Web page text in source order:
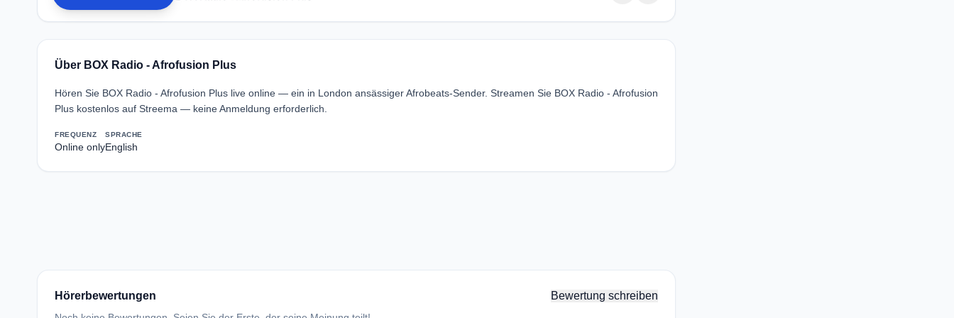
Über BOX Radio - Afrofusion Plus
Hören Sie BOX Radio - Afrofusion Plus live online — ein in London ansässiger Afrobeats-Sender. Streamen Sie BOX Radio - Afrofusion
Plus kostenlos auf Streema — keine Anmeldung erforderlich.
FREQUENZ
Online only
SPRACHE
English
Hörerbewertungen Bewertung schreiben